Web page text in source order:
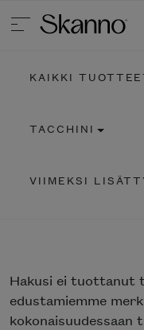
KAIKKI
TACCHINI
VIIMEKSI
Hakusi ei tuottanut
edustamiemme
kokonaisuudessaan